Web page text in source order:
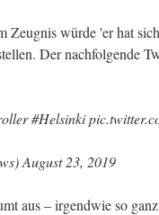
Zeugnis würde 'er hat
Der nachfolgende
#Helsinki
August 23, 2019
aus – irgendwie so